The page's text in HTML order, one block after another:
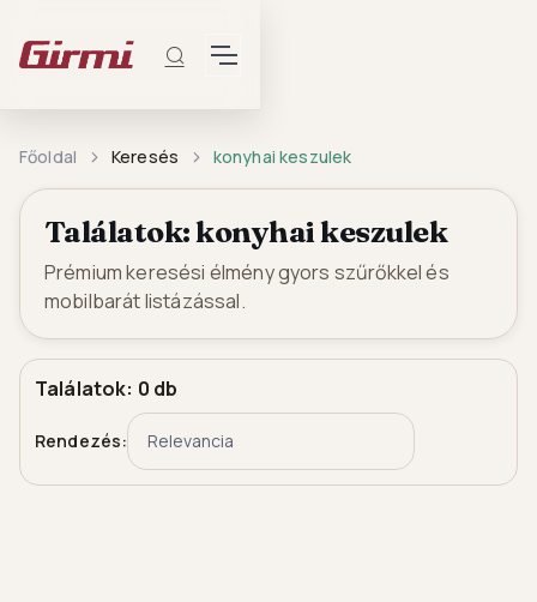
Főoldal Keresés konyhai keszulek
Találatok: konyhai keszulek
Prémium keresési élmény gyors szűrőkkel és
mobilbarát listázással.
Találatok: 0 db
Rendezés: